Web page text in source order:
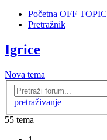
Početna OFF TOPIC
Pretražnik
Igrice
Nova tema
pretraživanje
55 tema